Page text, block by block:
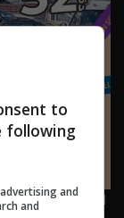
ارتفاع أسعار السلع
to
following
and
and